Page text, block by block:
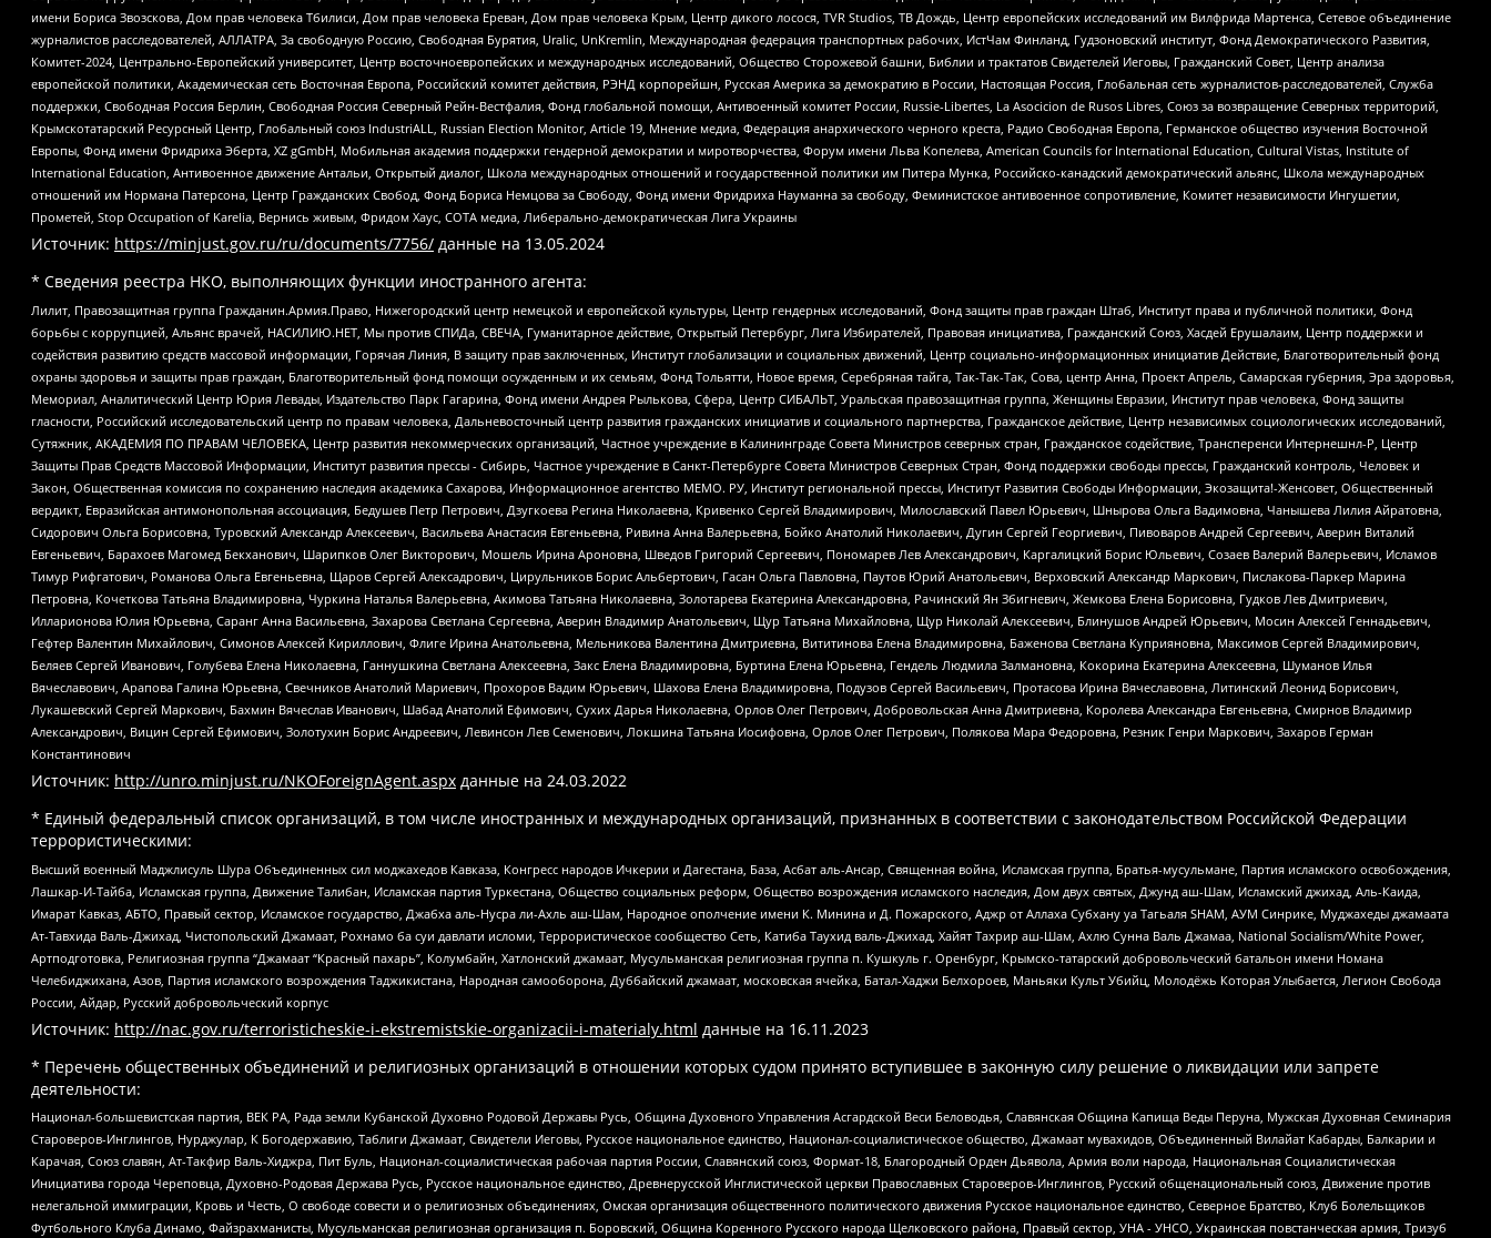
имени Бориса Звозскова, Дом прав человека Тбилиси, Дом прав человека Ереван, Дом прав человека Крым, Центр дикого лосося, TVR Studios, ТВ Дождь, Центр европейских исследований им Вилфрида Мартенса, Сетевое объединение
журналистов расследователей, АЛЛАТРА, За свободную Россию, Свободная Бурятия, Uralic, UnKremlin, Международная федерация транспортных рабочих, ИстЧам Финланд, Гудзоновский институт, Фонд Демократического Развития,
Комитет-2024, Центрально-Европейский университет, Центр восточноевропейских и международных исследований, Общество Сторожевой башни, Библии и трактатов Свидетелей Иеговы, Гражданский Совет, Центр анализа
европейской политики, Академическая сеть Восточная Европа, Российский комитет действия, РЭНД корпорейшн, Русская Америка за демократию в России, Настоящая Россия, Глобальная сеть журналистов-расследователей, Служба
поддержки, Свободная Россия Берлин, Свободная Россия Северный Рейн-Вестфалия, Фонд глобальной помощи, Антивоенный комитет России, Russie-Libertes, La Asocicion de Rusos Libres, Союз за возвращение Северных территорий,
Крымскотатарский Ресурсный Центр, Глобальный союз IndustriALL, Russian Election Monitor, Article 19, Мнение медиа, Федерация анархического черного креста, Радио Свободная Европа, Германское общество изучения Восточной
Европы, Фонд имени Фридриха Эберта, XZ gGmbH, Мобильная академия поддержки гендерной демократии и миротворчества, Форум имени Льва Копелева, American Councils for International Education, Cultural Vistas, Institute of
International Education, Антивоенное движение Антальи, Открытый диалог, Школа международных отношений и государственной политики им Питера Мунка, Российско-канадский демократический альянс, Школа международных
отношений им Нормана Патерсона, Центр Гражданских Свобод, Фонд Бориса Немцова за Свободу, Фонд имени Фридриха Науманна за свободу, Феминистское антивоенное сопротивление, Комитет независимости Ингушетии,
Прометей, Stop Occupation of Karelia, Вернись живым, Фридом Хаус, СОТА медиа, Либерально-демократическая Лига Украины
Источник: https://minjust.gov.ru/ru/documents/7756/ данные на 13.05.2024
* Сведения реестра НКО, выполняющих функции иностранного агента:
Лилит, Правозащитная группа Гражданин.Армия.Право, Нижегородский центр немецкой и европейской культуры, Центр гендерных исследований, Фонд защиты прав граждан Штаб, Институт права и публичной политики, Фонд
борьбы с коррупцией, Альянс врачей, НАСИЛИЮ.НЕТ, Мы против СПИДа, СВЕЧА, Гуманитарное действие, Открытый Петербург, Лига Избирателей, Правовая инициатива, Гражданский Союз, Хасдей Ерушалаим, Центр поддержки и
содействия развитию средств массовой информации, Горячая Линия, В защиту прав заключенных, Институт глобализации и социальных движений, Центр социально-информационных инициатив Действие, Благотворительный фонд
охраны здоровья и защиты прав граждан, Благотворительный фонд помощи осужденным и их семьям, Фонд Тольятти, Новое время, Серебряная тайга, Так-Так-Так, Сова, центр Анна, Проект Апрель, Самарская губерния, Эра здоровья,
Мемориал, Аналитический Центр Юрия Левады, Издательство Парк Гагарина, Фонд имени Андрея Рылькова, Сфера, Центр СИБАЛЬТ, Уральская правозащитная группа, Женщины Евразии, Институт прав человека, Фонд защиты
гласности, Российский исследовательский центр по правам человека, Дальневосточный центр развития гражданских инициатив и социального партнерства, Гражданское действие, Центр независимых социологических исследований,
Сутяжник, АКАДЕМИЯ ПО ПРАВАМ ЧЕЛОВЕКА, Центр развития некоммерческих организаций, Частное учреждение в Калининграде Совета Министров северных стран, Гражданское содействие, Трансперенси Интернешнл-Р, Центр
Защиты Прав Средств Массовой Информации, Институт развития прессы - Сибирь, Частное учреждение в Санкт-Петербурге Совета Министров Северных Стран, Фонд поддержки свободы прессы, Гражданский контроль, Человек и
Закон, Общественная комиссия по сохранению наследия академика Сахарова, Информационное агентство МЕМО. РУ, Институт региональной прессы, Институт Развития Свободы Информации, Экозащита!-Женсовет, Общественный
вердикт, Евразийская антимонопольная ассоциация, Бедушев Петр Петрович, Дзугкоева Регина Николаевна, Кривенко Сергей Владимирович, Милославский Павел Юрьевич, Шнырова Ольга Вадимовна, Чанышева Лилия Айратовна,
Сидорович Ольга Борисовна, Туровский Александр Алексеевич, Васильева Анастасия Евгеньевна, Ривина Анна Валерьевна, Бойко Анатолий Николаевич, Дугин Сергей Георгиевич, Пивоваров Андрей Сергеевич, Аверин Виталий
Евгеньевич, Барахоев Магомед Бекханович, Шарипков Олег Викторович, Мошель Ирина Ароновна, Шведов Григорий Сергеевич, Пономарев Лев Александрович, Каргалицкий Борис Юльевич, Созаев Валерий Валерьевич, Исламов
Тимур Рифгатович, Романова Ольга Евгеньевна, Щаров Сергей Алексадрович, Цирульников Борис Альбертович, Гасан Ольга Павловна, Паутов Юрий Анатольевич, Верховский Александр Маркович, Пислакова-Паркер Марина
Петровна, Кочеткова Татьяна Владимировна, Чуркина Наталья Валерьевна, Акимова Татьяна Николаевна, Золотарева Екатерина Александровна, Рачинский Ян Збигневич, Жемкова Елена Борисовна, Гудков Лев Дмитриевич,
Илларионова Юлия Юрьевна, Саранг Анна Васильевна, Захарова Светлана Сергеевна, Аверин Владимир Анатольевич, Щур Татьяна Михайловна, Щур Николай Алексеевич, Блинушов Андрей Юрьевич, Мосин Алексей Геннадьевич,
Гефтер Валентин Михайлович, Симонов Алексей Кириллович, Флиге Ирина Анатольевна, Мельникова Валентина Дмитриевна, Вититинова Елена Владимировна, Баженова Светлана Куприяновна, Максимов Сергей Владимирович,
Беляев Сергей Иванович, Голубева Елена Николаевна, Ганнушкина Светлана Алексеевна, Закс Елена Владимировна, Буртина Елена Юрьевна, Гендель Людмила Залмановна, Кокорина Екатерина Алексеевна, Шуманов Илья
Вячеславович, Арапова Галина Юрьевна, Свечников Анатолий Мариевич, Прохоров Вадим Юрьевич, Шахова Елена Владимировна, Подузов Сергей Васильевич, Протасова Ирина Вячеславовна, Литинский Леонид Борисович,
Лукашевский Сергей Маркович, Бахмин Вячеслав Иванович, Шабад Анатолий Ефимович, Сухих Дарья Николаевна, Орлов Олег Петрович, Добровольская Анна Дмитриевна, Королева Александра Евгеньевна, Смирнов Владимир
Александрович, Вицин Сергей Ефимович, Золотухин Борис Андреевич, Левинсон Лев Семенович, Локшина Татьяна Иосифовна, Орлов Олег Петрович, Полякова Мара Федоровна, Резник Генри Маркович, Захаров Герман
Константинович
Источник: http://unro.minjust.ru/NKOForeignAgent.aspx данные на 24.03.2022
* Единый федеральный список организаций, в том числе иностранных и международных организаций, признанных в соответствии с законодательством Российской Федерации
террористическими:
Высший военный Маджлисуль Шура Объединенных сил моджахедов Кавказа, Конгресс народов Ичкерии и Дагестана, База, Асбат аль-Ансар, Священная война, Исламская группа, Братья-мусульмане, Партия исламского освобождения,
Лашкар-И-Тайба, Исламская группа, Движение Талибан, Исламская партия Туркестана, Общество социальных реформ, Общество возрождения исламского наследия, Дом двух святых, Джунд аш-Шам, Исламский джихад, Аль-Каида,
Имарат Кавказ, АБТО, Правый сектор, Исламское государство, Джабха аль-Нусра ли-Ахль аш-Шам, Народное ополчение имени К. Минина и Д. Пожарского, Аджр от Аллаха Субхану уа Тагьаля SHAM, АУМ Синрике, Муджахеды джамаата
Ат-Тавхида Валь-Джихад, Чистопольский Джамаат, Рохнамо ба суи давлати исломи, Террористическое сообщество Сеть, Катиба Таухид валь-Джихад, Хайят Тахрир аш-Шам, Ахлю Сунна Валь Джамаа, National Socialism/White Power,
Артподготовка, Религиозная группа “Джамаат “Красный пахарь”, Колумбайн, Хатлонский джамаат, Мусульманская религиозная группа п. Кушкуль г. Оренбург, Крымско-татарский добровольческий батальон имени Номана
Челебиджихана, Азов, Партия исламского возрождения Таджикистана, Народная самооборона, Дуббайский джамаат, московская ячейка, Батал-Хаджи Белхороев, Маньяки Культ Убийц, Молодёжь Которая Улыбается, Легион Свобода
России, Айдар, Русский добровольческий корпус
Источник: http://nac.gov.ru/terroristicheskie-i-ekstremistskie-organizacii-i-materialy.html данные на 16.11.2023
* Перечень общественных объединений и религиозных организаций в отношении которых судом принято вступившее в законную силу решение о ликвидации или запрете
деятельности:
Национал-большевистская партия, ВЕК РА, Рада земли Кубанской Духовно Родовой Державы Русь, Община Духовного Управления Асгардской Веси Беловодья, Славянская Община Капища Веды Перуна, Мужская Духовная Семинария
Староверов-Инглингов, Нурджулар, К Богодержавию, Таблиги Джамаат, Свидетели Иеговы, Русское национальное единство, Национал-социалистическое общество, Джамаат мувахидов, Объединенный Вилайат Кабарды, Балкарии и
Карачая, Союз славян, Ат-Такфир Валь-Хиджра, Пит Буль, Национал-социалистическая рабочая партия России, Славянский союз, Формат-18, Благородный Орден Дьявола, Армия воли народа, Национальная Социалистическая
Инициатива города Череповца, Духовно-Родовая Держава Русь, Русское национальное единство, Древнерусской Инглистической церкви Православных Староверов-Инглингов, Русский общенациональный союз, Движение против
нелегальной иммиграции, Кровь и Честь, О свободе совести и о религиозных объединениях, Омская организация общественного политического движения Русское национальное единство, Северное Братство, Клуб Болельщиков
Футбольного Клуба Динамо, Файзрахманисты, Мусульманская религиозная организация п. Боровский, Община Коренного Русского народа Щелковского района, Правый сектор, УНА - УНСО, Украинская повстанческая армия, Тризуб